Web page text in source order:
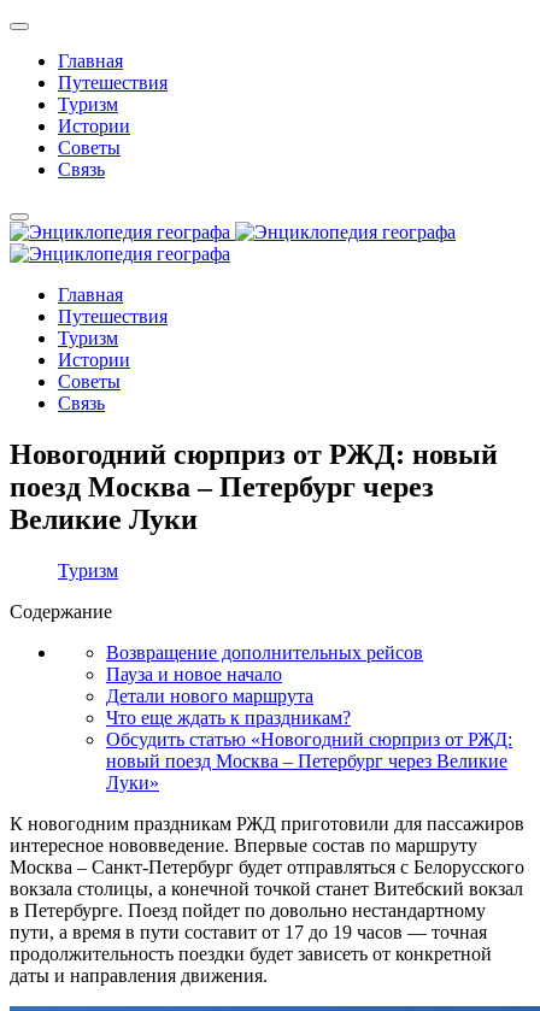
Главная
Путешествия
Туризм
Истории
Советы
Связь
Главная
Путешествия
Туризм
Истории
Советы
Связь
Новогодний сюрприз от РЖД: новый
поезд Москва – Петербург через
Великие Луки
Туризм
Содержание
Возвращение дополнительных рейсов
Пауза и новое начало
Детали нового маршрута
Что еще ждать к праздникам?
Обсудить статью «Новогодний сюрприз от РЖД:
новый поезд Москва – Петербург через Великие
Луки»
К новогодним праздникам РЖД приготовили для пассажиров
интересное нововведение. Впервые состав по маршруту
Москва – Санкт-Петербург будет отправляться с Белорусского
вокзала столицы, а конечной точкой станет Витебский вокзал
в Петербурге. Поезд пойдет по довольно нестандартному
пути, а время в пути составит от 17 до 19 часов — точная
продолжительность поездки будет зависеть от конкретной
даты и направления движения.